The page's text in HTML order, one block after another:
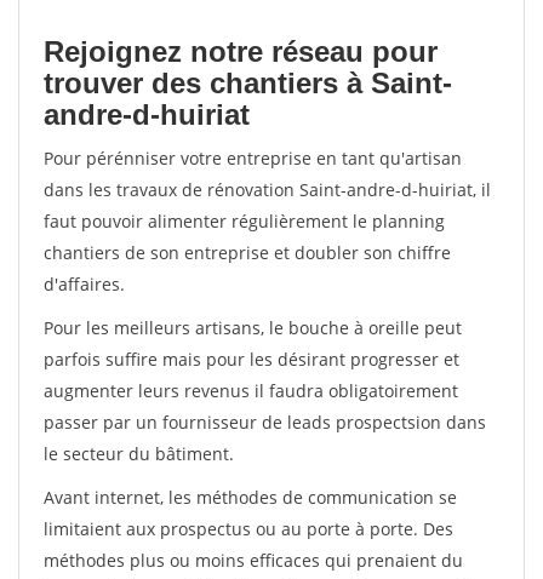
Rejoignez notre réseau pour
trouver des chantiers à Saint-
andre-d-huiriat
Pour pérénniser votre entreprise en tant qu'artisan
dans les travaux de rénovation Saint-andre-d-huiriat, il
faut pouvoir alimenter régulièrement le planning
chantiers de son entreprise et doubler son chiffre
d'affaires.
Pour les meilleurs artisans, le bouche à oreille peut
parfois suffire mais pour les désirant progresser et
augmenter leurs revenus il faudra obligatoirement
passer par un fournisseur de leads prospectsion dans
le secteur du bâtiment.
Avant internet, les méthodes de communication se
limitaient aux prospectus ou au porte à porte. Des
méthodes plus ou moins efficaces qui prenaient du